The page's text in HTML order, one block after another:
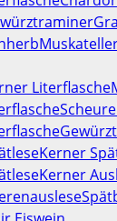
Literflasche
Kerner
Kerner